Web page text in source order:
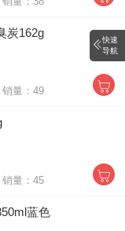
炭162g
销量：49
销量：45
蓝色
快速
导航